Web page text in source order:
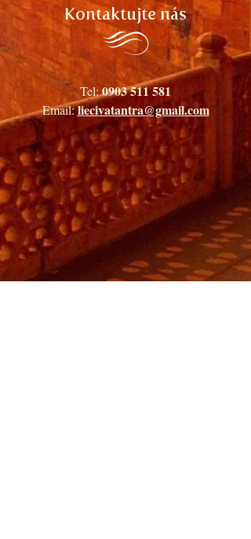
Kontaktujte nás
Tel:0903 511 581
Email:liecivatantra@gmail.com